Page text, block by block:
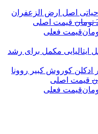
حیاتی اصل ارض الزعفران
تومان قیمت اصلی
قیمت فعلی
ایتالیایی مکمل برای رشد
ادکلن کوروش کبیر روونا
قیمت اصلی
قیمت فعلی